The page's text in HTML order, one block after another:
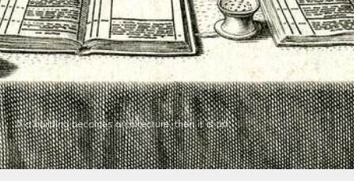
If a building becomes architecture, then it is art